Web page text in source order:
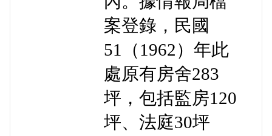
案登錄，民國
51（1962）年此
處原有房舍283
坪，包括監房120
坪、法庭30坪